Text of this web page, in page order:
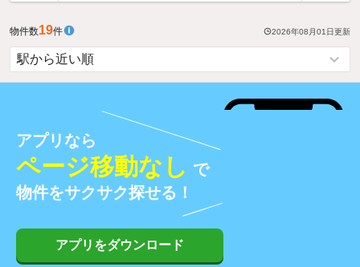
物件数19件 2026年08月01日更新
アプリなら
ページ移動なし で
物件をサクサク探せる！
アプリをダウンロード